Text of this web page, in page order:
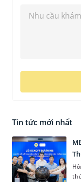
Tin tức mới nhất